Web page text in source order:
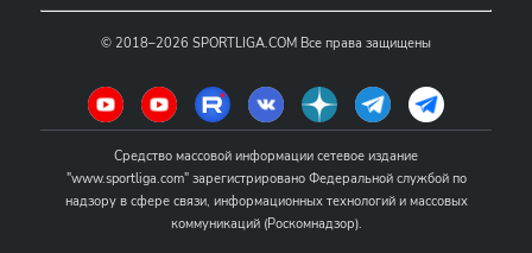
© 2018–2026 SPORTLIGA.COM Все права защищены
Средство массовой информации сетевое издание
"www.sportliga.com" зарегистрировано Федеральной службой по
надзору в сфере связи, информационных технологий и массовых
коммуникаций (Роскомнадзор).